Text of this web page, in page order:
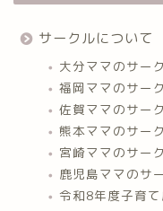
サークルについて
大分ママのサー
福岡ママのサー
佐賀ママのサー
熊本ママのサー
宮崎ママのサー
鹿児島ママのサ
令和8年度子育